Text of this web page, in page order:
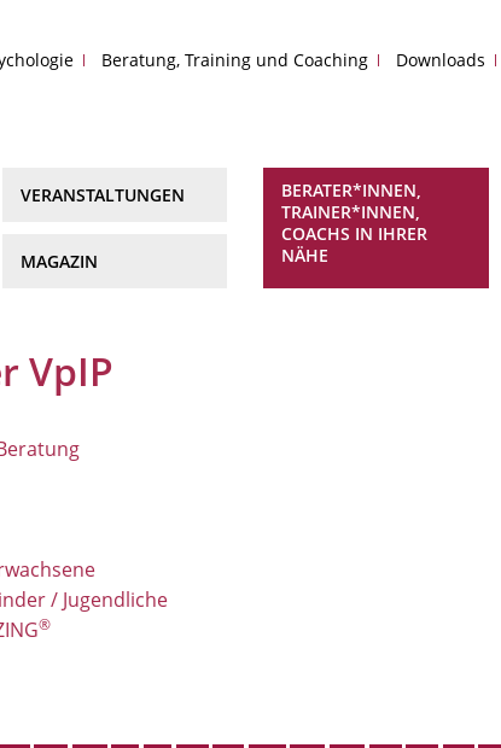
Beratung, Training und Coaching Downloads
VERANSTALTUNGEN
MAGAZIN
BERATER*INNEN,
TRAINER*INNEN,
COACHS IN IHRER
NÄHE
VpIP
/ Jugendliche
®